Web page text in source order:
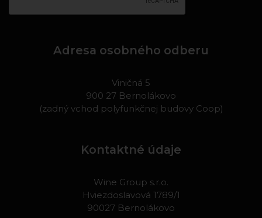
Adresa osobného odberu
Viničná 5
900 27 Bernolákovo
(zadný vchod polyfunkčnej budovy Coop)
Kontaktné údaje
Wine Group s.r.o.
Hviezdoslavová 1789/1
90027 Bernolákovo